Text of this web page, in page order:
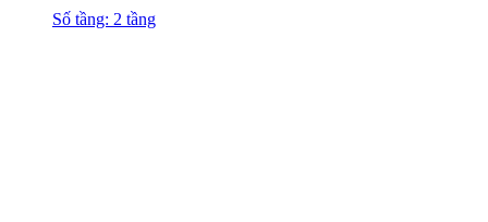
Số tầng: 2 tầng